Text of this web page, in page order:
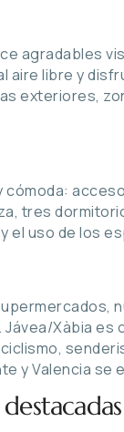
agradables
aire libre y
exteriores,
tres
el uso de los
Jávea/Xàbia
y Valencia se